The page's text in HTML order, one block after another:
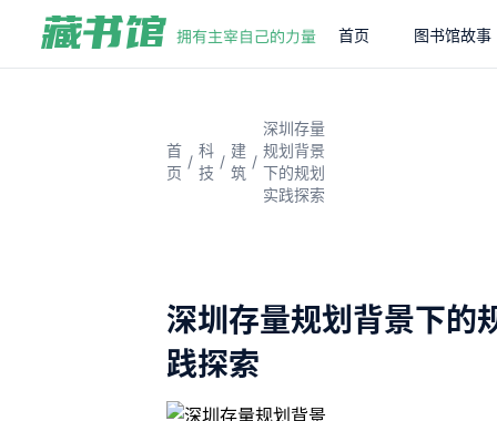
首页 图书馆故事
首
页
/
科
技
/
建
筑
/
深圳存量
规划背景
下的规划
实践探索
深圳存量规划背景下的
践探索